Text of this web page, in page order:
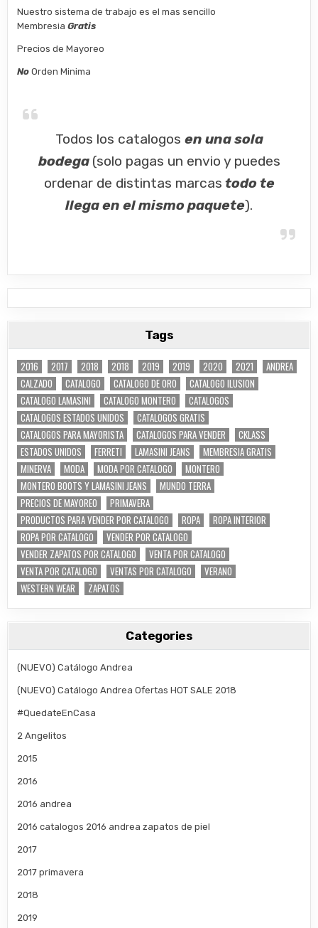
Nuestro sistema de trabajo es el mas sencillo
MembresiaGratis
Precios de Mayoreo
No Orden Minima
Todos los catalogos en una sola
bodega (solo pagas un envio y puedes
ordenar de distintas marcas todo te
llega en el mismo paquete).
Tags
2016 2017 2018 2018 2019 2019 2020 2021
ANDREA
CALZADO
CATALOGO CATALOGO DE ORO
CATALOGO ILUSION
CATALOGO LAMASINI
CATALOGO MONTERO
CATALOGOS
CATALOGOS ESTADOS UNIDOS
CATALOGOS GRATIS
CATALOGOS PARA MAYORISTA
CATALOGOS PARA VENDER
CKLASS
ESTADOS UNIDOS
FERRETI LAMASINI JEANS
MEMBRESIA GRATIS
MINERVA
MODA MODA POR CATALOGO
MONTERO
MONTERO BOOTS Y LAMASINI JEANS
MUNDO TERRA
PRECIOS DE MAYOREO
PRIMAVERA
PRODUCTOS PARA VENDER POR CATALOGO
ROPA
ROPA INTERIOR
ROPA POR CATALOGO
VENDER POR CATALOGO
VENDER ZAPATOS POR CATALOGO
VENTA POR CATALOGO
VENTA POR CATALOGO
VENTAS POR CATALOGO
VERANO
WESTERN WEAR
ZAPATOS
Categories
(NUEVO) Catálogo Andrea
(NUEVO) Catálogo Andrea Ofertas HOT SALE 2018
#QuedateEnCasa
2 Angelitos
2015
2016
2016 andrea
2016 catalogos 2016 andrea zapatos de piel
2017
2017 primavera
2018
2019